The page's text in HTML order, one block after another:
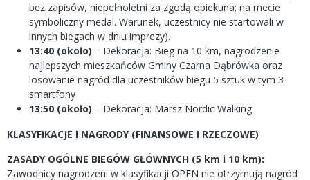
bez zapisów, niepełnoletni za zgodą opiekuna; na mecie
symboliczny medal. Warunek, uczestnicy nie startowali w
innych biegach w dniu imprezy).
13:40 (około) – Dekoracja: Bieg na 10 km, nagrodzenie
najlepszych mieszkańców Gminy Czarna Dąbrówka oraz
losowanie nagród dla uczestników biegu 5 sztuk w tym 3
smartfony
13:50 (około) – Dekoracja: Marsz Nordic Walking
KLASYFIKACJE I NAGRODY (FINANSOWE I RZECZOWE)
ZASADY OGÓLNE BIEGÓW GŁÓWNYCH (5 km i 10 km):
Zawodnicy nagrodzeni w klasyfikacji OPEN nie otrzymują nagród